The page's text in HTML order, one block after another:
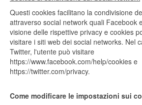
Questi cookies facilitano la condivisione
attraverso social network quali Facebook
visione delle rispettive privacy e cookies
visitare i siti web dei social networks. Nel
Twitter, l'utente può visitare
https://www.facebook.com/help/cookies e
https://twitter.com/privacy.
Come modificare le impostazioni sui